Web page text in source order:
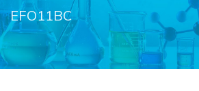
EFO11BC